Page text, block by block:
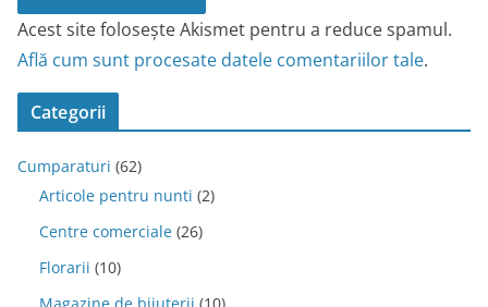
Acest site folosește Akismet pentru a reduce spamul.
Află cum sunt procesate datele comentariilor tale.
Categorii
Cumparaturi (62)
Articole pentru nunti (2)
Centre comerciale (26)
Florarii (10)